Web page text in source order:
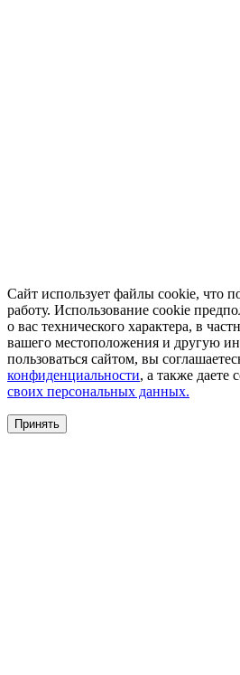
Сайт использует файлы cookie, что
работу. Использование cookie
о вас технического характера, в
вашего местоположения и другую
пользоваться сайтом, вы
конфиденциальности, а также даете
своих персональных данных.
Принять